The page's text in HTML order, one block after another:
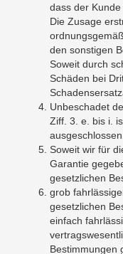
dass der
Die Zusage
den sonstigen
Soweit durch
Schäden bei
Unbeschadet
Ziff. 3. e. bis i.
ausgeschlossen.
Soweit wir für
Garantie
gesetzlichen
grob
gesetzlichen
einfach
Bestimmungen